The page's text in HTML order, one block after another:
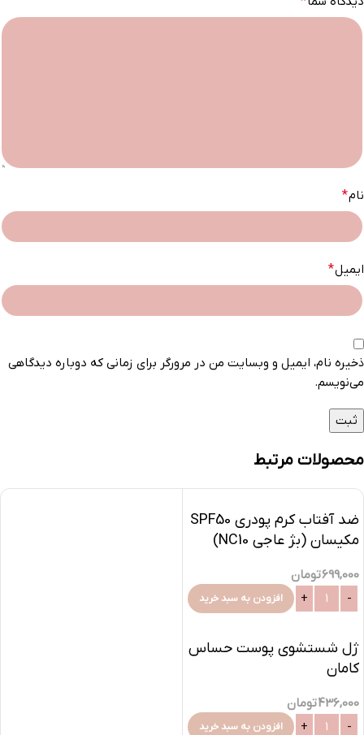
نام*
ایمیل*
ذخیره نام، ایمیل و وبسایت من در مرورگر برای زمانی که دوباره دیدگاهی
می‌نویسم.
محصولات مرتبط
ضد آفتاب کرم پودری SPF50
مکیسان (بژ عاجی NC10)
Maquisun Foundation
Sunscreen SPF50
699,000تومان
افزودن به سبد خرید
ژل شستشوی پوست حساس
کامان
436,000تومان
افزودن به سبد خرید